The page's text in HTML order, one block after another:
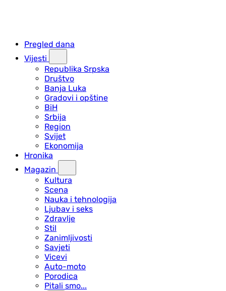
Pregled dana
Vijesti
Republika Srpska
Društvo
Banja Luka
Gradovi i opštine
BiH
Srbija
Region
Svijet
Ekonomija
Hronika
Magazin
Kultura
Scena
Nauka i tehnologija
Ljubav i seks
Zdravlje
Stil
Zanimljivosti
Savjeti
Vicevi
Auto-moto
Porodica
Pitali smo...